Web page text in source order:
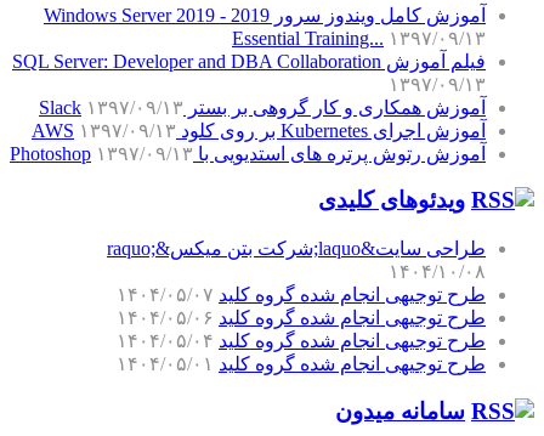
آموزش کامل ویندوز سرور 2019 - Windows Server 2019
Essential Training... ۱۳۹۷/۰۹/۱۳
فیلم آموزش SQL Server: Developer and DBA Collaboration
۱۳۹۷/۰۹/۱۳
آموزش همکاری و کار گروهی بر بستر Slack ۱۳۹۷/۰۹/۱۳
آموزش اجرای Kubernetes بر روی کلود AWS
۱۳۹۷/۰۹/۱۳
آموزش رتوش پرتره های استدیویی با Photoshop ۱۳۹۷/۰۹/۱۳
ویدئوهای کلیدی
طراحی سایت&laquo;شرکت بتن میکس&raquo;
۱۴۰۴/۱۰/۰۸
طرح توجیهی انجام شده گروه کلید ۱۴۰۴/۰۵/۰۷
طرح توجیهی انجام شده گروه کلید ۱۴۰۴/۰۵/۰۶
طرح توجیهی انجام شده گروه کلید ۱۴۰۴/۰۵/۰۴
طرح توجیهی انجام شده گروه کلید ۱۴۰۴/۰۵/۰۱
سامانه میدون